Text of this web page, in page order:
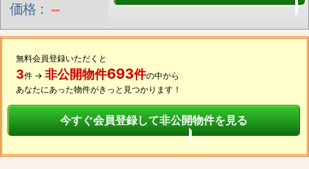
価格： --
無料会員登録いただくと
3件 → 非公開物件693件の中から
あなたにあった物件がきっと見つかります！
今すぐ会員登録して非公開物件を見る